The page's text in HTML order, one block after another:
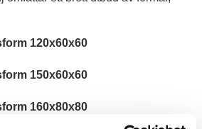
120x60x60
150x60x60
160x80x80